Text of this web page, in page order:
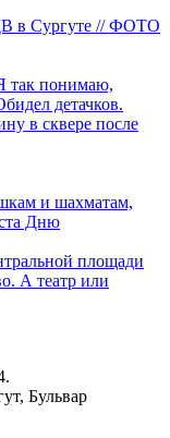
в Сургуте // ФОТО
так понимаю,
детачков.
в сквере после
и шахматам,
Дню
площади
А театр или
, Бульвар